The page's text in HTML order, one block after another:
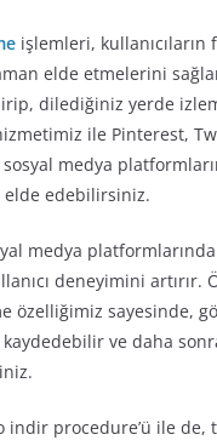
işlemleri,
elde etmelerini
dilediğiniz yerde
ile Pinterest,
medya
elde edebilirsiniz.
medya
deneyimini artırır.
özelliğimiz sayesinde,
ve daha
indir procedure’ü ile de,